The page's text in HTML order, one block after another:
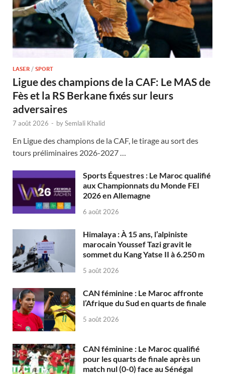
LASER / SPORT
Ligue des champions de la CAF: Le MAS de
Fès et la RS Berkane fixés sur leurs
adversaires
7 août 2026 - bySemlali Khalid
En Ligue des champions de la CAF, le tirage au sort des
tours préliminaires 2026-2027 …
Sports Équestres : Le Maroc qualifié
aux Championnats du Monde FEI
2026 en Allemagne
6 août 2026
Himalaya : À 15 ans, l’alpiniste
marocain Youssef Tazi gravit le
sommet du Kang Yatse II à 6.250 m
5 août 2026
CAN féminine : Le Maroc affronte
l’Afrique du Sud en quarts de finale
5 août 2026
CAN féminine : Le Maroc qualifié
pour les quarts de finale après un
match nul (0-0) face au Sénégal